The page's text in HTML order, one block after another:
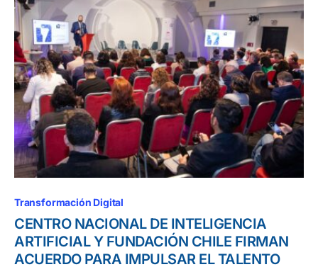
Transformación Digital
CENTRO NACIONAL DE INTELIGENCIA
ARTIFICIAL Y FUNDACIÓN CHILE FIRMAN
ACUERDO PARA IMPULSAR EL TALENTO